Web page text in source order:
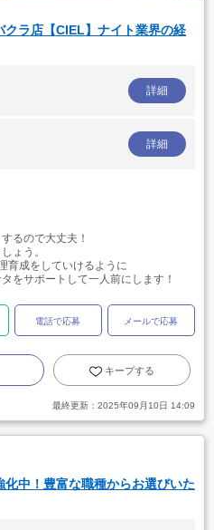
ラ店【CIEL】ナイト業界の経
詳細
詳細
るので大丈夫！
ょう。
育成をしていけるように
をサポートして一人前にします！
電話で応募 メールで応募
キープする
最終更新： 2025年09月10日 14:09
化中！豊富な職種からお選びいた